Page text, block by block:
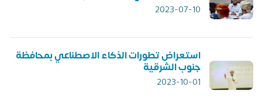
2023-07-10
استعراض تطورات الذكاء الاصطناعي بمحافظة
جنوب الشرقية
2023-10-01